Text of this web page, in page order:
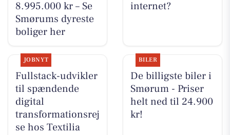
8.995.000 kr – Se
Smørums dyreste
boliger her
internet?
JOBNYT
Fullstack-udvikler
til spændende
digital
transformationsrej
se hos Textilia
BILER
De billigste biler i
Smørum - Priser
helt ned til 24.900
kr!